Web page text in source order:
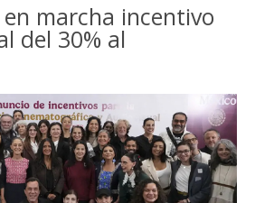
marcha incentivo
del 30% al